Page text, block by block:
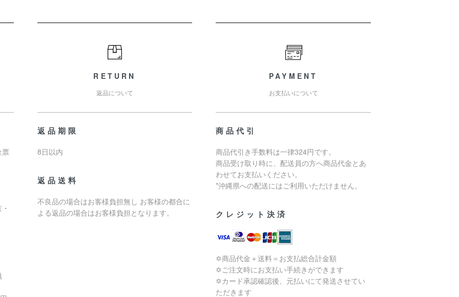
票
RETURN
返品について
返品期限
8日以内
返品送料
不良品の場合はお客様負担無し お客様の都合に
よる返品の場合はお客様負担となります。
PAYMENT
お支払いについて
商品代引
商品代引き手数料は一律324円です。
商品受け取り時に、配送員の方へ商品代金とあ
わせてお支払いください。
*沖縄県への配送にはご利用いただけません。
クレジット決済
✡商品代金＋送料＝お支払総合計金額
✡ご注文時にお支払い手続きができます
✡カード承認確認後、元払いにて発送させてい
ただきます